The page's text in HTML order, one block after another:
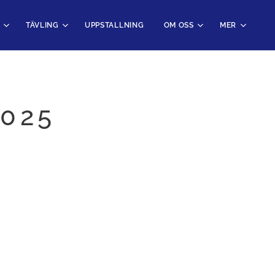
TÄVLING UPPSTALLNING OM OSS MER